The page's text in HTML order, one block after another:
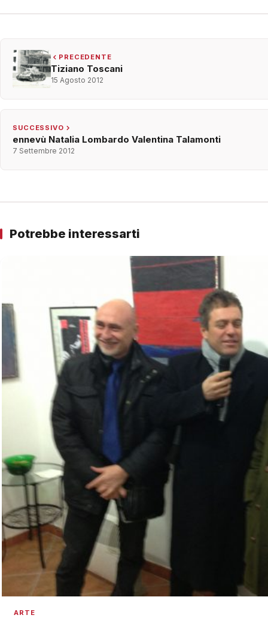
PRECEDENTE
Tiziano Toscani
15 Agosto 2012
SUCCESSIVO
ennevù Natalia Lombardo Valentina Talamonti
7 Settembre 2012
Potrebbe interessarti
ARTE